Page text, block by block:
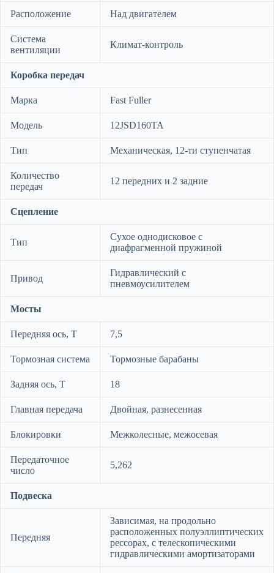
Расположение Над двигателем
Система
вентиляции
Климат-контроль
Коробка передач
Марка Fast Fuller
Модель 12JSD160TA
Тип Механическая, 12-ти ступенчатая
Количество
передач
12 передних и 2 задние
Сцепление
Тип
Сухое однодисковое с
диафрагменной пружиной
Привод
Гидравлический с
пневмоусилителем
Мосты
Передняя ось, Т 7,5
Тормозная система Тормозные барабаны
Задняя ось, Т 18
Главная передача Двойная, разнесенная
Блокировки Межколесные, межосевая
Передаточное
число
5,262
Подвеска
Передняя
Зависимая, на продольно
расположенных полуэллиптических
рессорах, с телескопическими
гидравлическими амортизаторами